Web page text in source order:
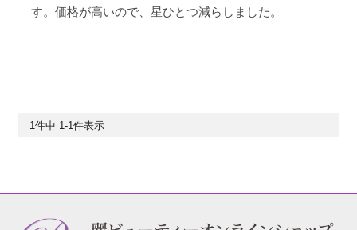
す。価格が高いので、星ひとつ減らしました。
1件中 1-1件表示